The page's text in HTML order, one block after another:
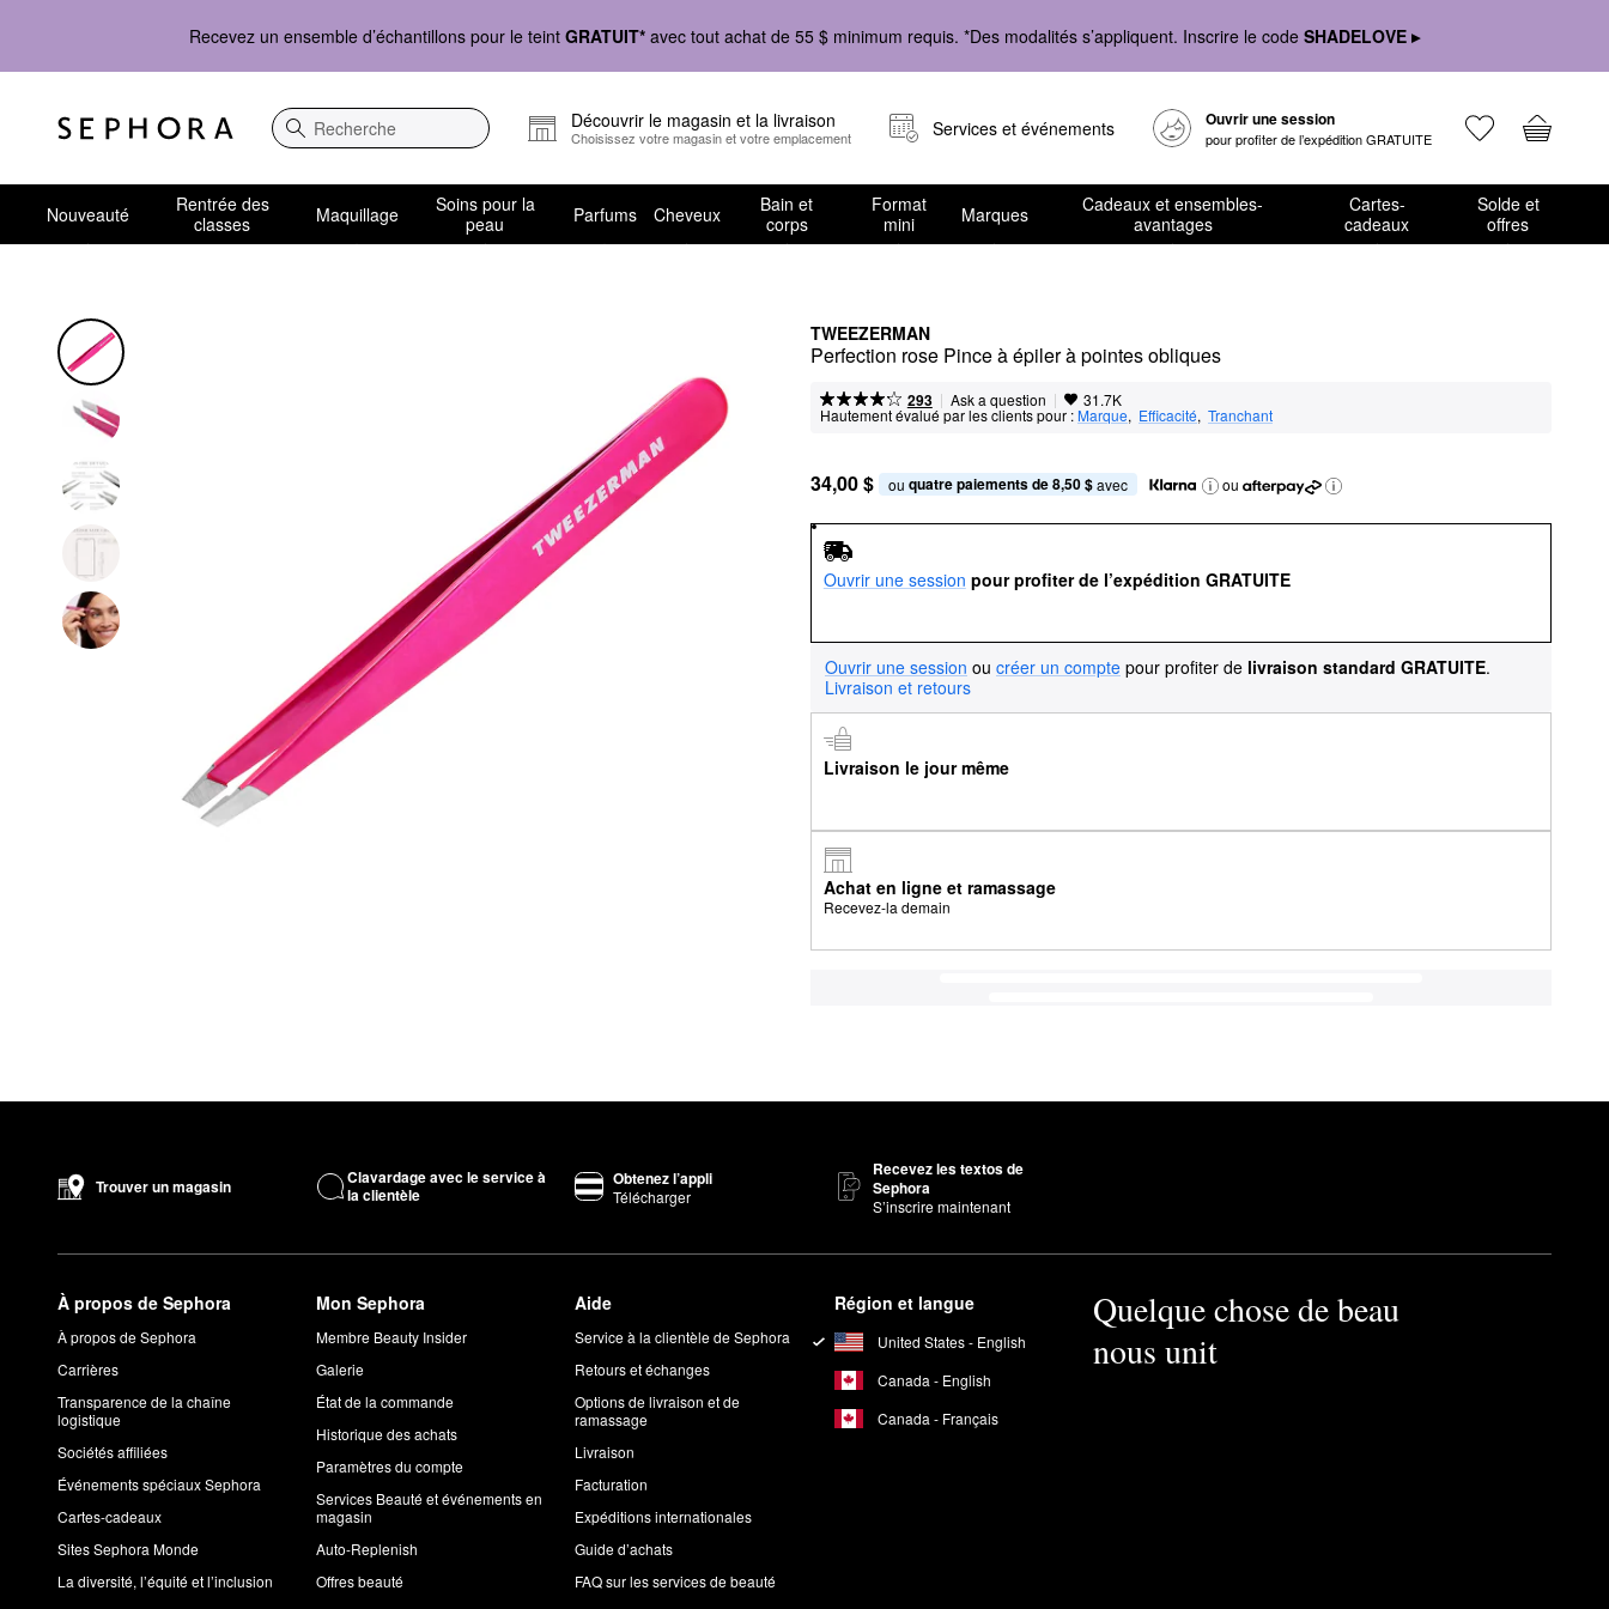
Recevez un ensemble d’échantillons pour le teint GRATUIT* avec tout achat de 55 $ minimum requis. *Des modalités s’appliquent. Inscrire le code SHADELOVE ▸
Recherche
Découvrir le magasin et la livraison
Choisissez votre magasin et votre emplacement Services et événements Ouvrir une session
pour profiter de l’expédition GRATUITE
Nouveauté
Rentrée des
classes
Maquillage
Soins pour la
peau
Parfums Cheveux
Bain et
corps
Format
mini
Marques
Cadeaux et ensembles-
avantages
Cartes-
cadeaux
Solde et
offres
TWEEZERMAN
Perfection rose Pince à épiler à pointes obliques
293 | Ask a question | 31.7K
Hautement évalué par les clients pour :Marque, Efficacité, Tranchant
34,00 $ ou quatre paiements de 8,50 $ avec ou
Ouvrir une session pour profiter de l’expédition GRATUITE
Ouvrir une session ou créer un compte pour profiter de livraison standard GRATUITE.
Livraison et retours
Livraison le jour même
Achat en ligne et ramassage
Recevez-la demain
Trouver un magasin
Clavardage avec le service à
la clientèle
Obtenez l’appli
Télécharger
Recevez les textos de
Sephora
S’inscrire maintenant
À propos de Sephora
À propos de Sephora
Carrières
Transparence de la chaîne
logistique
Sociétés affiliées
Événements spéciaux Sephora
Cartes-cadeaux
Sites Sephora Monde
La diversité, l’équité et l’inclusion
Mon Sephora
Membre Beauty Insider
Galerie
État de la commande
Historique des achats
Paramètres du compte
Services Beauté et événements en
magasin
Auto-Replenish
Offres beauté
Aide
Service à la clientèle de Sephora
Retours et échanges
Options de livraison et de
ramassage
Livraison
Facturation
Expéditions internationales
Guide d’achats
FAQ sur les services de beauté
Région et langue
United States - English
Canada - English
Canada - Français
Quelque chose de beau
nous unit